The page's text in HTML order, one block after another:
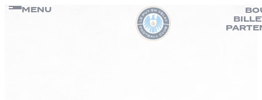
Passer
MENU
Panneau de gestion des cookies